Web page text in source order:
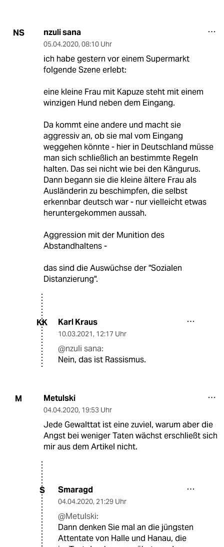
NS nzuli sana
05.04.2020, 08:10 Uhr
ich habe gestern vor einem Supermarkt
folgende Szene erlebt:
eine kleine Frau mit Kapuze steht mit einem
winzigen Hund neben dem Eingang.
Da kommt eine andere und macht sie
aggressiv an, ob sie mal vom Eingang
weggehen könnte - hier in Deutschland müsse
man sich schließlich an bestimmte Regeln
halten. Das sei nicht wie bei den Kängurus.
Dann begann sie die kleine ältere Frau als
Ausländerin zu beschimpfen, die selbst
erkennbar deutsch war - nur vielleicht etwas
heruntergekommen aussah.
Aggression mit der Munition des
Abstandhaltens -
das sind die Auswüchse der "Sozialen
Distanzierung".
KK Karl Kraus
10.03.2021, 12:17 Uhr
@nzuli sana:
Nein, das ist Rassismus.
M Metulski
04.04.2020, 19:53 Uhr
Jede Gewalttat ist eine zuviel, warum aber die
Angst bei weniger Taten wächst erschließt sich
mir aus dem Artikel nicht.
S Smaragd
04.04.2020, 21:29 Uhr
@Metulski:
Dann denken Sie mal an die jüngsten
Attentate von Halle und Hanau, die